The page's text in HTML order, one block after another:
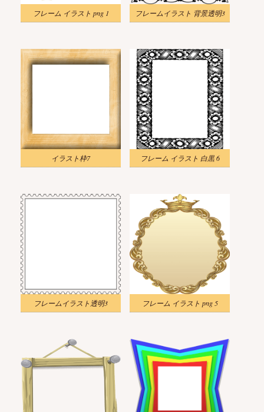
フレーム イラスト png 1 フレームイラスト 背景透明3
イラスト枠7 フレーム イラスト 白黒 6
フレームイラスト透明3 フレーム イラスト png 5